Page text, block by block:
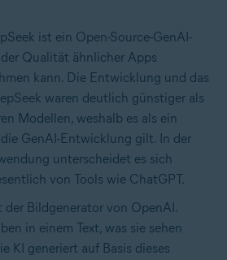
ist ein Open-Source-GenAI-
Qualität ähnlicher Apps
kann. Die Entwicklung und das
waren deutlich günstiger als
Modellen, weshalb es als ein
GenAI-Entwicklung gilt. In der
unterscheidet es sich
von Tools wie ChatGPT.
der Bildgenerator von OpenAI.
in einem Text, was sie sehen
KI generiert auf Basis dieses